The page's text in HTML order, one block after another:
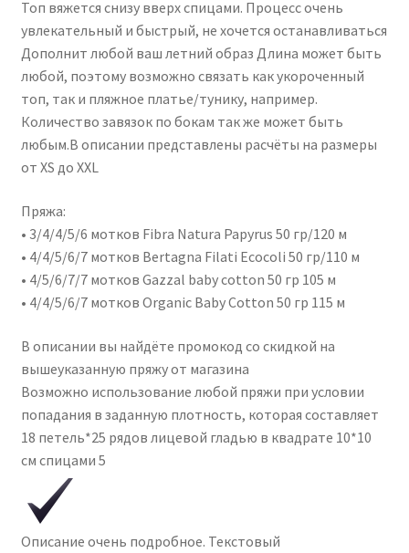
Топ вяжется снизу вверх спицами. Процесс очень
увлекательный и быстрый, не хочется останавливаться
Дополнит любой ваш летний образ Длина может быть
любой, поэтому возможно связать как укороченный
топ, так и пляжное платье/тунику, например.
Количество завязок по бокам так же может быть
любым.В описании представлены расчёты на размеры
от XS до XXL
Пряжа:
• 3/4/4/5/6 мотков Fibra Natura Papyrus 50 гр/120 м
• 4/4/5/6/7 мотков Bertagna Filati Ecocoli 50 гр/110 м
• 4/5/6/7/7 мотков Gazzal baby cotton 50 гр 105 м
• 4/4/5/6/7 мотков Organic Baby Cotton 50 гр 115 м
В описании вы найдёте промокод со скидкой на
вышеуказанную пряжу от магазина
Возможно использование любой пряжи при условии
попадания в заданную плотность, которая составляет
18 петель*25 рядов лицевой гладью в квадрате 10*10
см спицами 5
Описание очень подробное. Текстовый